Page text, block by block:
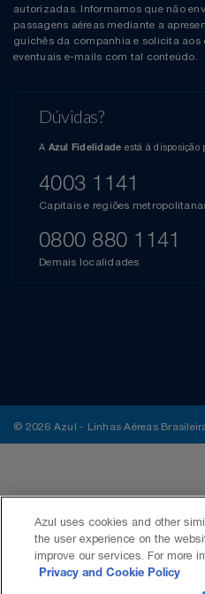
autorizadas. Informamos que não
passagens aéreas mediante a
guichês da companhia e solicita aos
eventuais e-mails com tal conteúdo.
Dúvidas?
A Azul Fidelidade está à disposição
4003 1141
Capitais e regiões
0800 880 1141
Demais localidades
© 2026 Azul - Linhas Aéreas
Azul uses cookies and other
the user experience on the
improve our services. For more
Privacy and Cookie Policy